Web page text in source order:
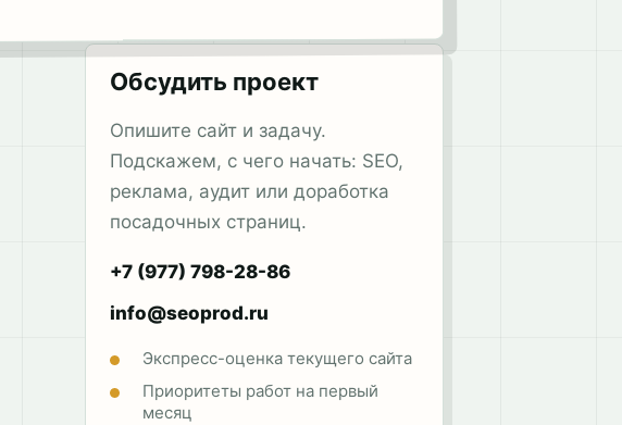
Обсудить проект
Опишите сайт и задачу.
Подскажем, с чего начать: SEO,
реклама, аудит или доработка
посадочных страниц.
+7 (977) 798-28-86
info@seoprod.ru
Экспресс-оценка текущего сайта
Приоритеты работ на первый
месяц